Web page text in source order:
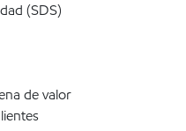
(SDS)
de valor